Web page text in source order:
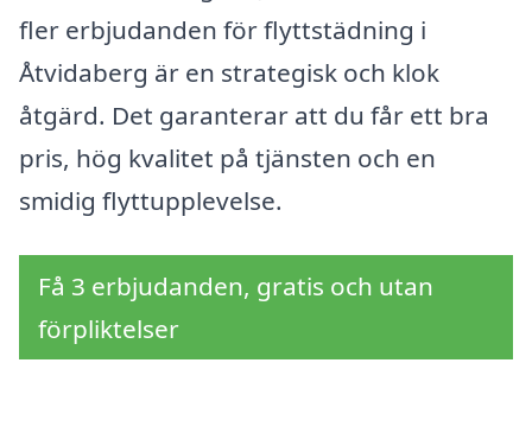
fler erbjudanden för flyttstädning i
Åtvidaberg är en strategisk och klok
åtgärd. Det garanterar att du får ett bra
pris, hög kvalitet på tjänsten och en
smidig flyttupplevelse.
Få 3 erbjudanden, gratis och utan
förpliktelser